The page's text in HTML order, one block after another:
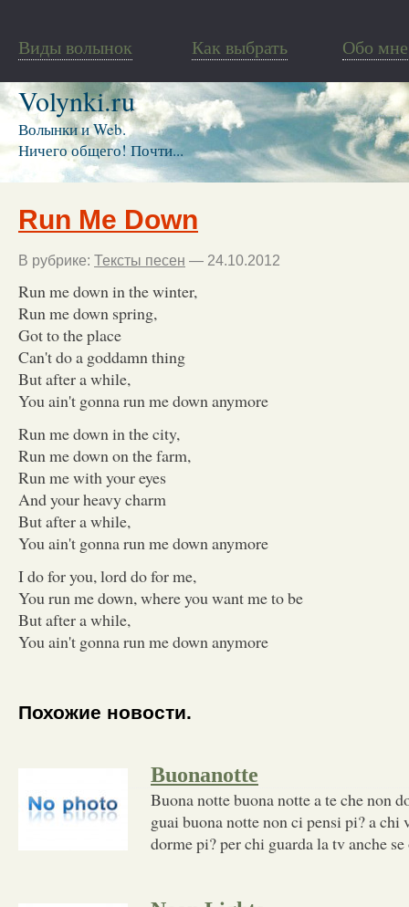
Виды волынок Как выбрать Обо мне
Volynki.ru
Волынки и Web.
Ничего общего! Почти...
Run Me Down
В рубрике: Тексты песен — 24.10.2012
Run me down in the winter,
Run me down spring,
Got to the place
Can't do a goddamn thing
But after a while,
You ain't gonna run me down anymore
Run me down in the city,
Run me down on the farm,
Run me with your eyes
And your heavy charm
But after a while,
You ain't gonna run me down anymore
I do for you, lord do for me,
You run me down, where you want me to be
But after a while,
You ain't gonna run me down anymore
Похожие новости.
Buonanotte
Buona notte buona notte a te che non
guai buona notte non ci pensi pi? a chi
dorme pi? per chi guarda la tv anche